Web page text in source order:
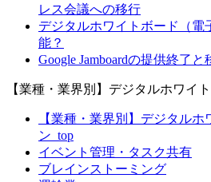
レス会議への移行
デジタルホワイトボード（電
能？
Google Jamboardの提供終了
【業種・業界別】デジタルホワイ
【業種・業界別】デジタル
ン_top
イベント管理・タスク共有
ブレインストーミング